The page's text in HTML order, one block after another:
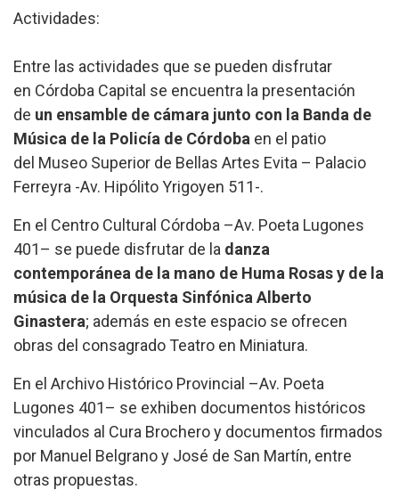
Actividades:
Entre las actividades que se pueden disfrutar
en Córdoba Capital se encuentra la presentación
de un ensamble de cámara junto con la Banda de
Música de la Policía de Córdoba en el patio
del Museo Superior de Bellas Artes Evita – Palacio
Ferreyra -Av. Hipólito Yrigoyen 511-.
En el Centro Cultural Córdoba –Av. Poeta Lugones
401– se puede disfrutar de la danza
contemporánea de la mano de Huma Rosas y de la
música de la Orquesta Sinfónica Alberto
Ginastera; además en este espacio se ofrecen
obras del consagrado Teatro en Miniatura.
En el Archivo Histórico Provincial –Av. Poeta
Lugones 401– se exhiben documentos históricos
vinculados al Cura Brochero y documentos firmados
por Manuel Belgrano y José de San Martín, entre
otras propuestas.